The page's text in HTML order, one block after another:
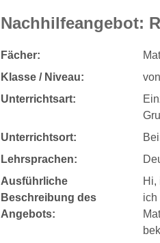
Nachhilfeangebot:
Fächer:
Klasse / Niveau:
Unterrichtsart:
Unterrichtsort:
Lehrsprachen:
Ausführliche
Beschreibung des
Angebots:
Hi,
ich